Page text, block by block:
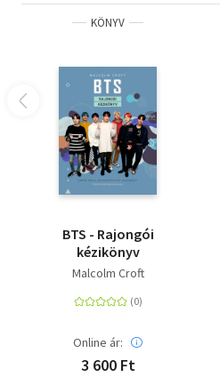
KÖNYV
BTS - Rajongói
kézikönyv
Malcolm Croft
Online ár:
3 600 Ft